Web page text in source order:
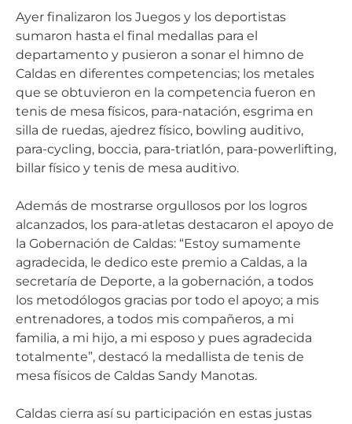
Ayer finalizaron los Juegos y los deportistas
sumaron hasta el final medallas para el
departamento y pusieron a sonar el himno de
Caldas en diferentes competencias; los metales
que se obtuvieron en la competencia fueron en
tenis de mesa físicos, para-natación, esgrima en
silla de ruedas, ajedrez físico, bowling auditivo,
para-cycling, boccia, para-triatlón, para-powerlifting,
billar físico y tenis de mesa auditivo.
Además de mostrarse orgullosos por los logros
alcanzados, los para-atletas destacaron el apoyo de
la Gobernación de Caldas: “Estoy sumamente
agradecida, le dedico este premio a Caldas, a la
secretaría de Deporte, a la gobernación, a todos
los metodólogos gracias por todo el apoyo; a mis
entrenadores, a todos mis compañeros, a mi
familia, a mi hijo, a mi esposo y pues agradecida
totalmente”, destacó la medallista de tenis de
mesa físicos de Caldas Sandy Manotas.
Caldas cierra así su participación en estas justas